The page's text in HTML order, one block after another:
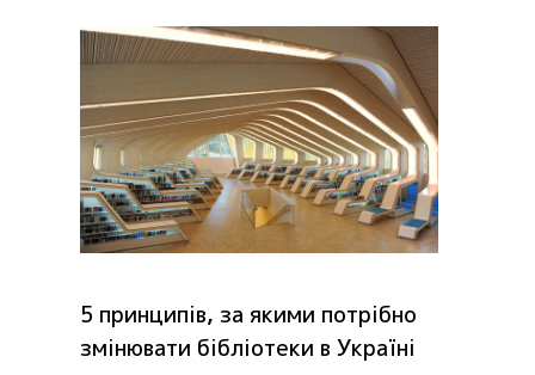
5 принципів, за якими потрібно
змінювати бібліотеки в Україні